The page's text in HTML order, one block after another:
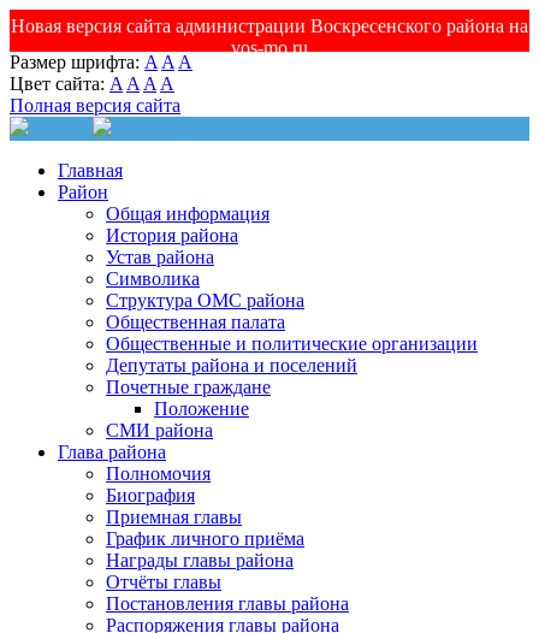
Новая версия сайта администрации Воскресенского района на
vos-mo.ru
Размер шрифта: A A A
Цвет сайта: A A A A
Полная версия сайта
Главная
Район
Общая информация
История района
Устав района
Символика
Структура ОМС района
Общественная палата
Общественные и политические организации
Депутаты района и поселений
Почетные граждане
Положение
СМИ района
Глава района
Полномочия
Биография
Приемная главы
График личного приёма
Награды главы района
Отчёты главы
Постановления главы района
Распоряжения главы района